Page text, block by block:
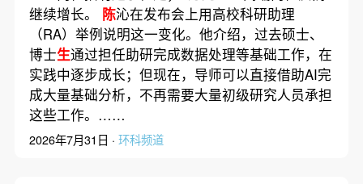
继续增长。 陈沁在发布会上用高校科研助理
（RA）举例说明这一变化。他介绍，过去硕士、
博士生通过担任助研完成数据处理等基础工作，在
实践中逐步成长；但现在，导师可以直接借助AI完
成大量基础分析，不再需要大量初级研究人员承担
这些工作。……
2026年7月31日 · 环科频道